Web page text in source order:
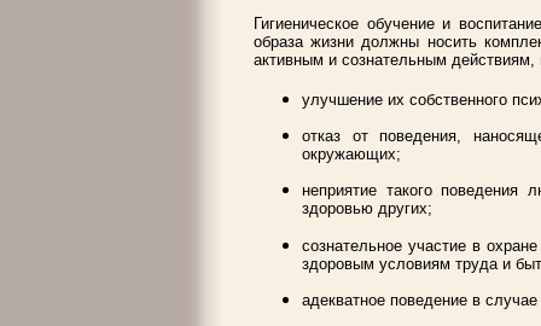
Гигиеническое обучение и
образа жизни должны носить
активным и сознательным
улучшение их собственного
отказ от поведения,
окружающих;
неприятие такого поведения
здоровью других;
сознательное участие в
здоровым условиям труда и
адекватное поведение в